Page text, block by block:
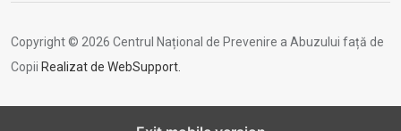
Copyright © 2026 Centrul Național de Prevenire a Abuzului față de
Copii Realizat de WebSupport.